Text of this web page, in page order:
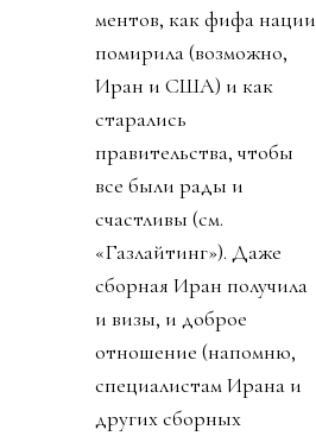
ментов, как фифа нации
помирила (возможно,
Иран и США) и как
старались
правительства, чтобы
все были рады и
счастливы (см.
«Газлайтинг»). Даже
сборная Иран получила
и визы, и доброе
отношение (напомню,
специалистам Ирана и
других сборных